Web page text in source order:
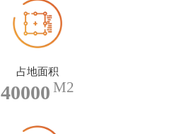
占地面积
40000 M2